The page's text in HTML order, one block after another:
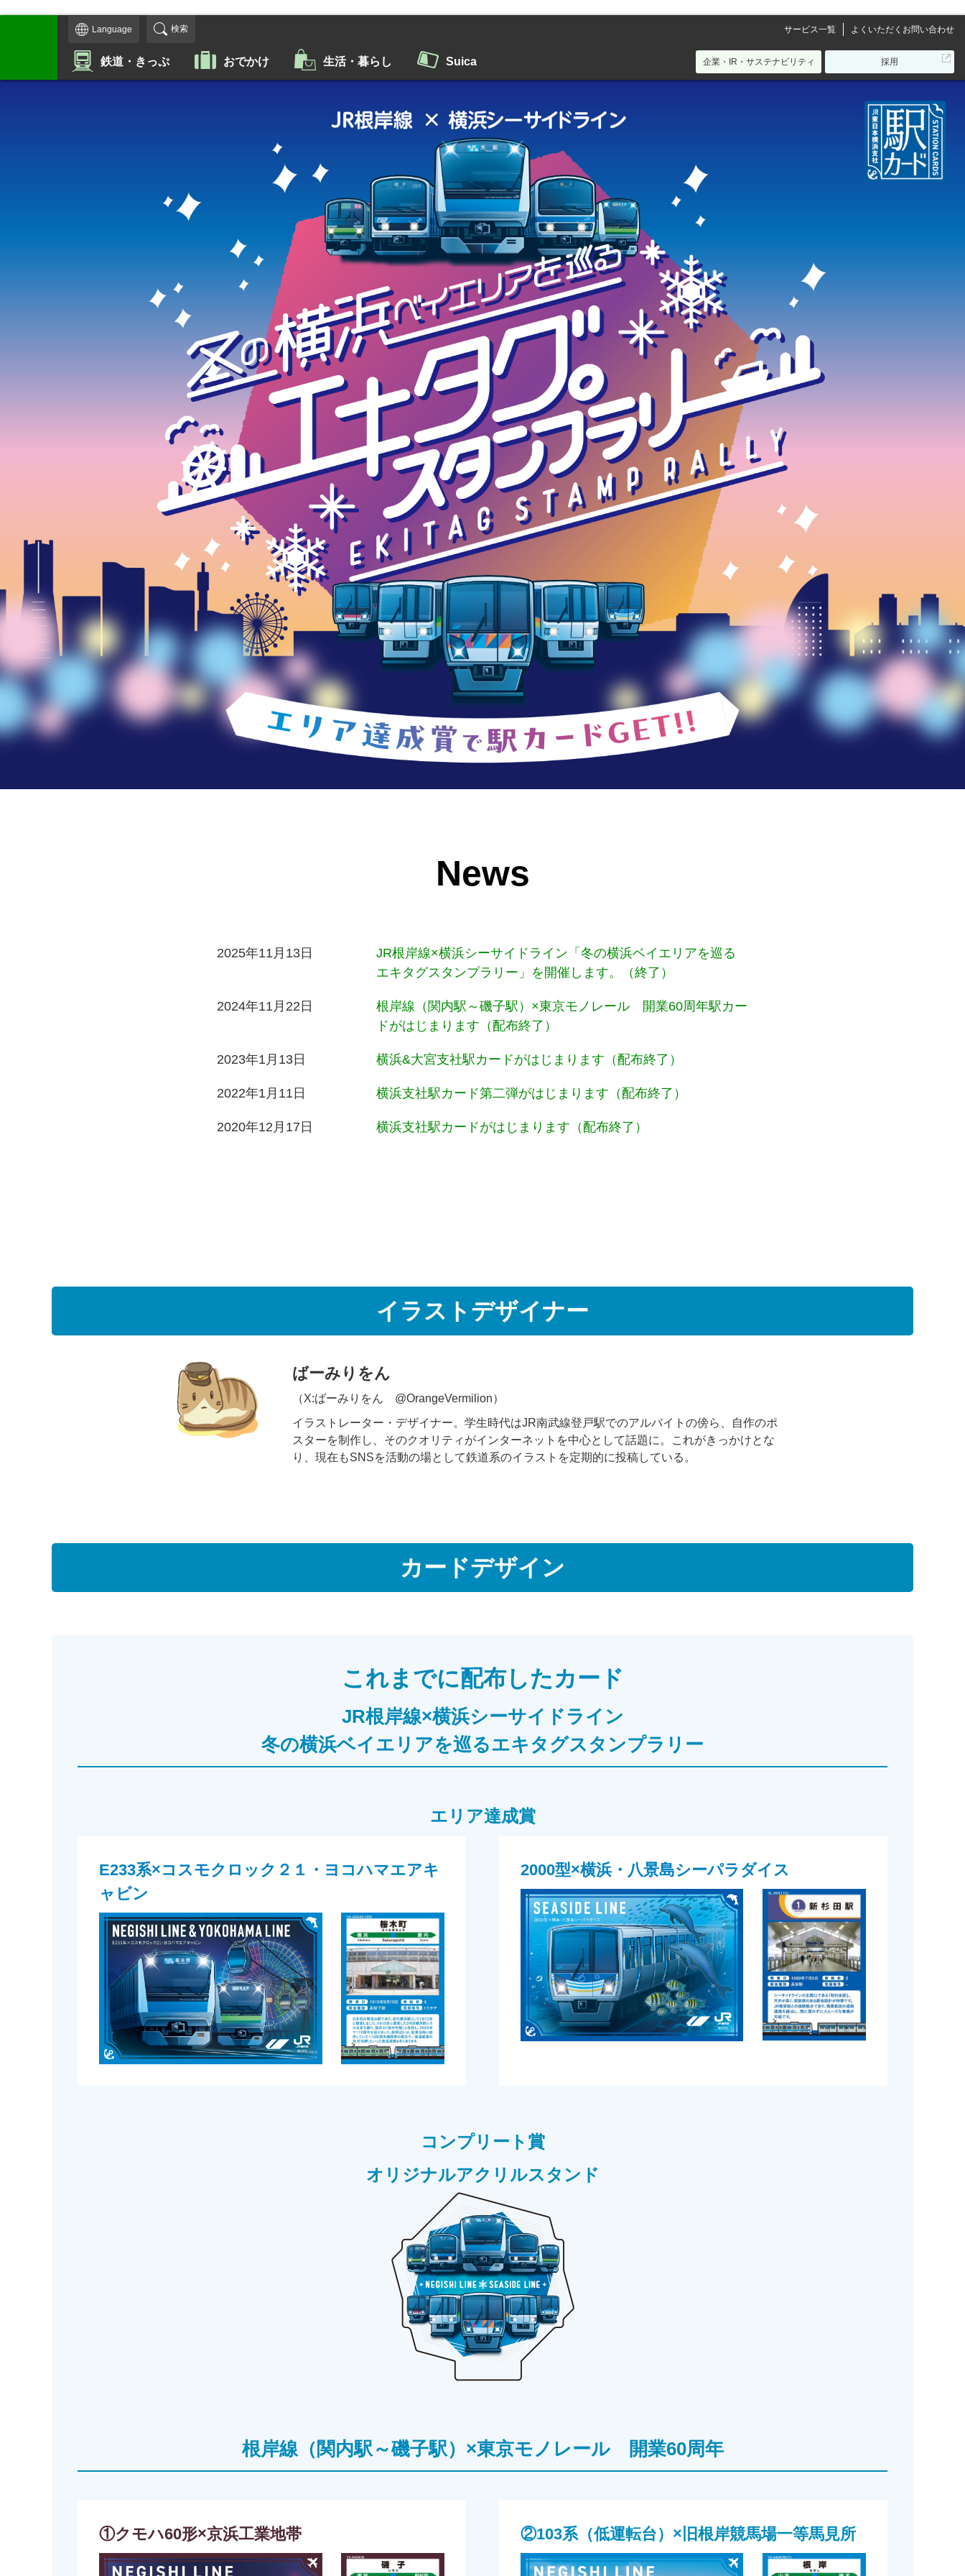
Language 検索 サービス一覧 よくいただくお問い合わせ
鉄道・きっぷ おでかけ 生活・暮らし Suica 企業・IR・サステナビリティ 採用
ウ
ン
ド
ウ
で
開
き
ま
News
2025年11月13日
JR根岸線×横浜シーサイドライン「冬の横浜ベイエリアを巡る
エキタグスタンプラリー」を開催します。（終了）
2024年11月22日
根岸線（関内駅～磯子駅）×東京モノレール 開業60周年駅カー
ドがはじまります（配布終了）
2023年1月13日 横浜&大宮支社駅カードがはじまります（配布終了）
2022年1月11日 横浜支社駅カード第二弾がはじまります（配布終了）
2020年12月17日 横浜支社駅カードがはじまります（配布終了）
イラストデザイナー
ばーみりをん
（X:ばーみりをん @OrangeVermilion）
イラストレーター・デザイナー。学生時代はJR南武線登戸駅でのアルバイトの傍ら、自作のポ
スターを制作し、そのクオリティがインターネットを中心として話題に。これがきっかけとな
り、現在もSNSを活動の場として鉄道系のイラストを定期的に投稿している。
カードデザイン
これまでに配布したカード
JR根岸線×横浜シーサイドライン
冬の横浜ベイエリアを巡るエキタグスタンプラリー
エリア達成賞
E233系×コスモクロック２１・ヨコハマエアキ
ャビン
2000型×横浜・八景島シーパラダイス
コンプリート賞
オリジナルアクリルスタンド
根岸線（関内駅～磯子駅）×東京モノレール 開業60周年
①クモハ60形×京浜工業地帯 ②103系（低運転台）×旧根岸競馬場一等馬見所